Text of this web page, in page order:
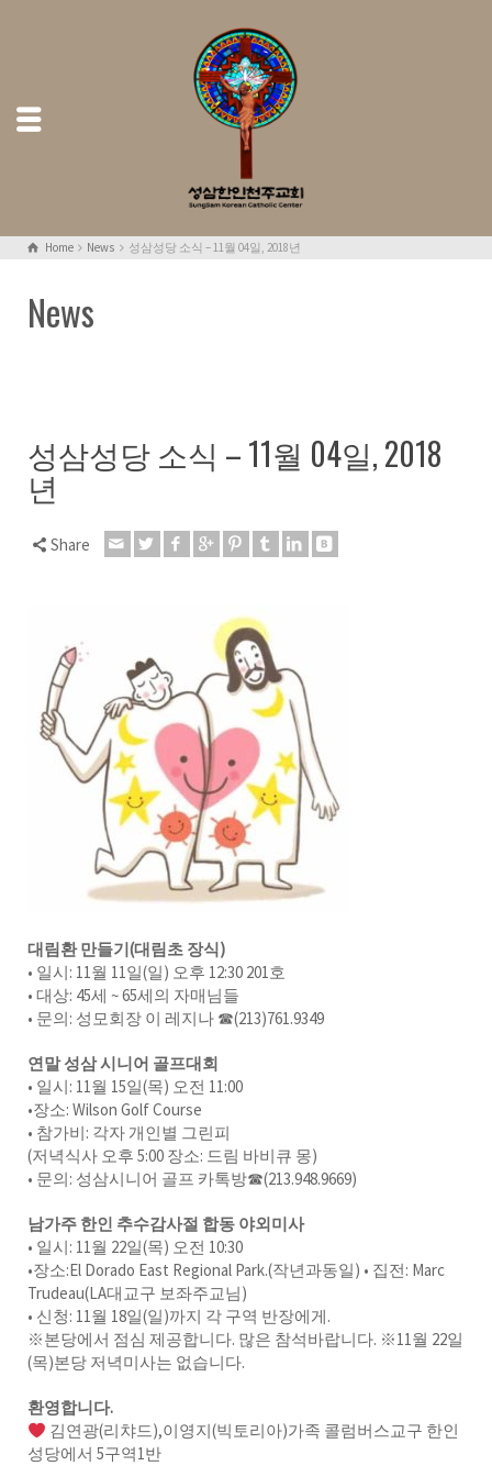
Home News 성삼성당 소식 – 11월 04일, 2018년
News
성삼성당 소식 – 11월 04일, 2018
년
Share
대림환 만들기(대림초 장식)
• 일시: 11월 11일(일) 오후 12:30 201호
• 대상: 45세 ~ 65세의 자매님들
• 문의: 성모회장 이 레지나 ☎(213)761.9349
연말 성삼 시니어 골프대회
• 일시: 11월 15일(목) 오전 11:00
•장소: Wilson Golf Course
• 참가비: 각자 개인별 그린피
(저녁식사 오후 5:00 장소: 드림 바비큐 몽)
• 문의: 성삼시니어 골프 카톡방☎(213.948.9669)
남가주 한인 추수감사절 합동 야외미사
• 일시: 11월 22일(목) 오전 10:30
•장소:El Dorado East Regional Park.(작년과동일) • 집전: Marc
Trudeau(LA대교구 보좌주교님)
• 신청: 11월 18일(일)까지 각 구역 반장에게.
※본당에서 점심 제공합니다. 많은 참석바랍니다. ※11월 22일
(목)본당 저녁미사는 없습니다.
환영합니다.
김연광(리챠드),이영지(빅토리아)가족 콜럼버스교구 한인
성당에서 5구역1반